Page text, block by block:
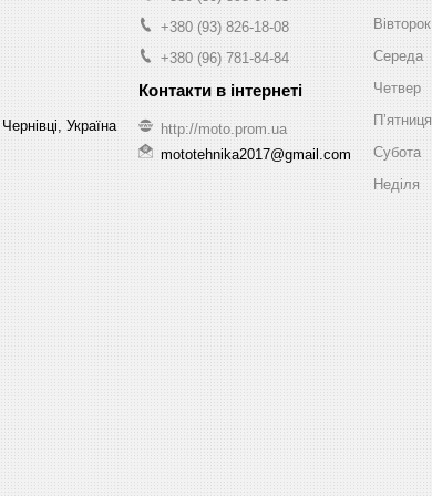
Україна
+380 (93) 826-18-08
+380 (96) 781-84-84
http://moto.prom.ua
mototehnika2017@gmail.com
Вівторок
Середа
Четвер
Пʼятниця
Субота
Неділя